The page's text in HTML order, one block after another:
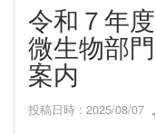
令和７年
微生物部
案内
投稿日時 : 2025/08/07